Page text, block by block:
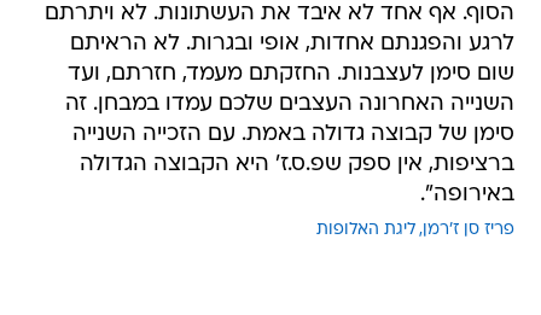
הסוף. אף אחד לא איבד את העשתונות. לא ויתרתם
לרגע והפגנתם אחדות, אופי ובגרות. לא הראיתם
שום סימן לעצבנות. החזקתם מעמד, חזרתם, ועד
השנייה האחרונה העצבים שלכם עמדו במבחן. זה
סימן של קבוצה גדולה באמת. עם הזכייה השנייה
ברציפות, אין ספק שפ.ס.ז' היא הקבוצה הגדולה
באירופה".
פריז סן ז'רמן ליגת האלופות